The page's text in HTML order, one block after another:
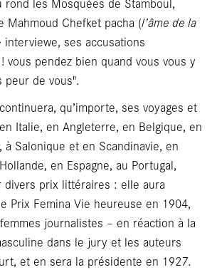
Mahmoud Chefket pacha (l’âme de la
interviewe, ses accusations
vous pendez bien quand vous vous y
peur de vous".
qu’importe, ses voyages et
Italie, en Angleterre, en Belgique, en
à Salonique et en Scandinavie, en
en Espagne, au Portugal,
divers prix littéraires : elle aura
Prix Femina Vie heureuse en 1904,
journalistes – en réaction à la
dans le jury et les auteurs
et en sera la présidente en 1927.